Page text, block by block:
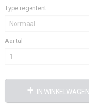
Type regentent
Aantal
IN WINKELWAGEN